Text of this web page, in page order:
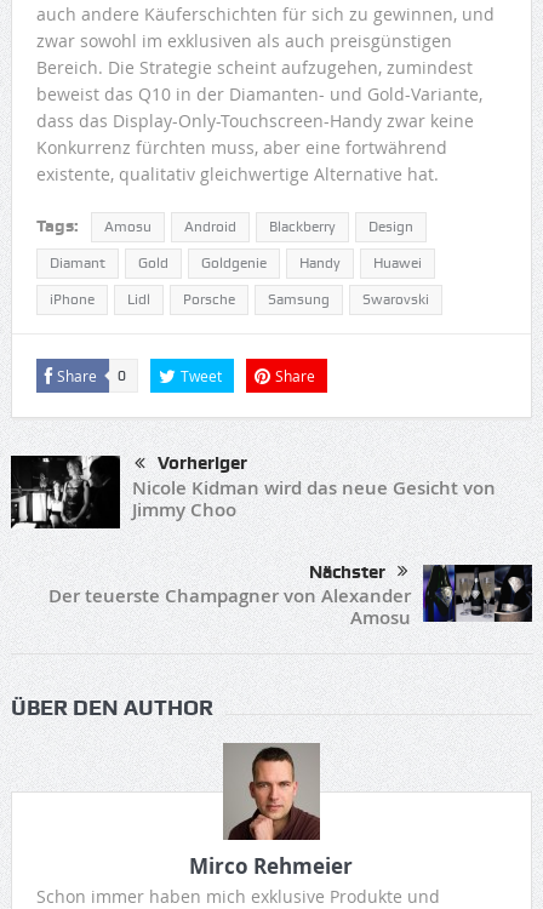
auch andere Käuferschichten für sich zu gewinnen, und
zwar sowohl im exklusiven als auch preisgünstigen
Bereich. Die Strategie scheint aufzugehen, zumindest
beweist das Q10 in der Diamanten- und Gold-Variante,
dass das Display-Only-Touchscreen-Handy zwar keine
Konkurrenz fürchten muss, aber eine fortwährend
existente, qualitativ gleichwertige Alternative hat.
Tags: Amosu Android Blackberry Design
Diamant Gold Goldgenie Handy Huawei
iPhone Lidl Porsche Samsung Swarovski
Share 0 Tweet Share
Vorheriger
Nicole Kidman wird das neue Gesicht von
Jimmy Choo
Nächster
Der teuerste Champagner von Alexander
Amosu
ÜBER DEN AUTHOR
Mirco Rehmeier
Schon immer haben mich exklusive Produkte und